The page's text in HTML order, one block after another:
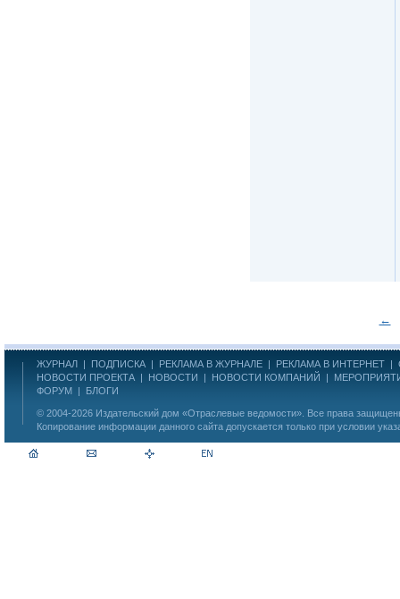
←
ЖУРНАЛ | ПОДПИСКА | РЕКЛАМА В ЖУРНАЛЕ | РЕКЛАМА В ИНТЕРНЕТ |
НОВОСТИ ПРОЕКТА | НОВОСТИ | НОВОСТИ КОМПАНИЙ |
ФОРУМ | БЛОГИ
© 2004-2026 Издательский дом «Отраслевые ведомости» . Все права
Копирование информации данного сайта допускается только при условии